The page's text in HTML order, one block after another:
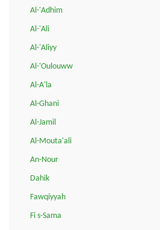
Al-'Adhim
Al-'Ali
Al-'Aliyy
Al-'Oulouww
Al-A'la
Al-Ghani
Al-Jamil
Al-Mouta'ali
An-Nour
Dahik
Fawqiyyah
Fi s-Sama